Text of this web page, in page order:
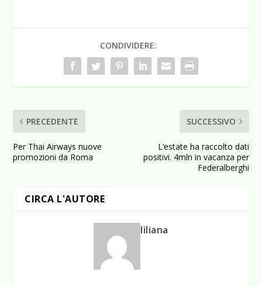
CONDIVIDERE:
PRECEDENTE
Per Thai Airways nuove
promozioni da Roma
SUCCESSIVO
L’estate ha raccolto dati
positivi. 4mln in vacanza per
Federalberghi
CIRCA L'AUTORE
liliana